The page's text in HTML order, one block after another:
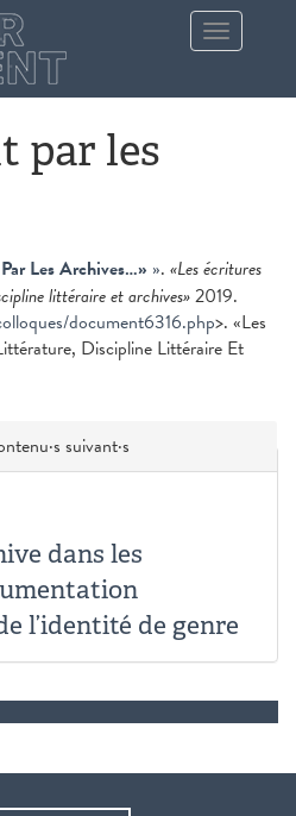
Toggle
navigation
par les
Les Archives…» ». «Les écritures
littéraire et archives»2019.
document6316.php>. «Les
Discipline Littéraire Et
suivant·s
dans les
l’identité de genre